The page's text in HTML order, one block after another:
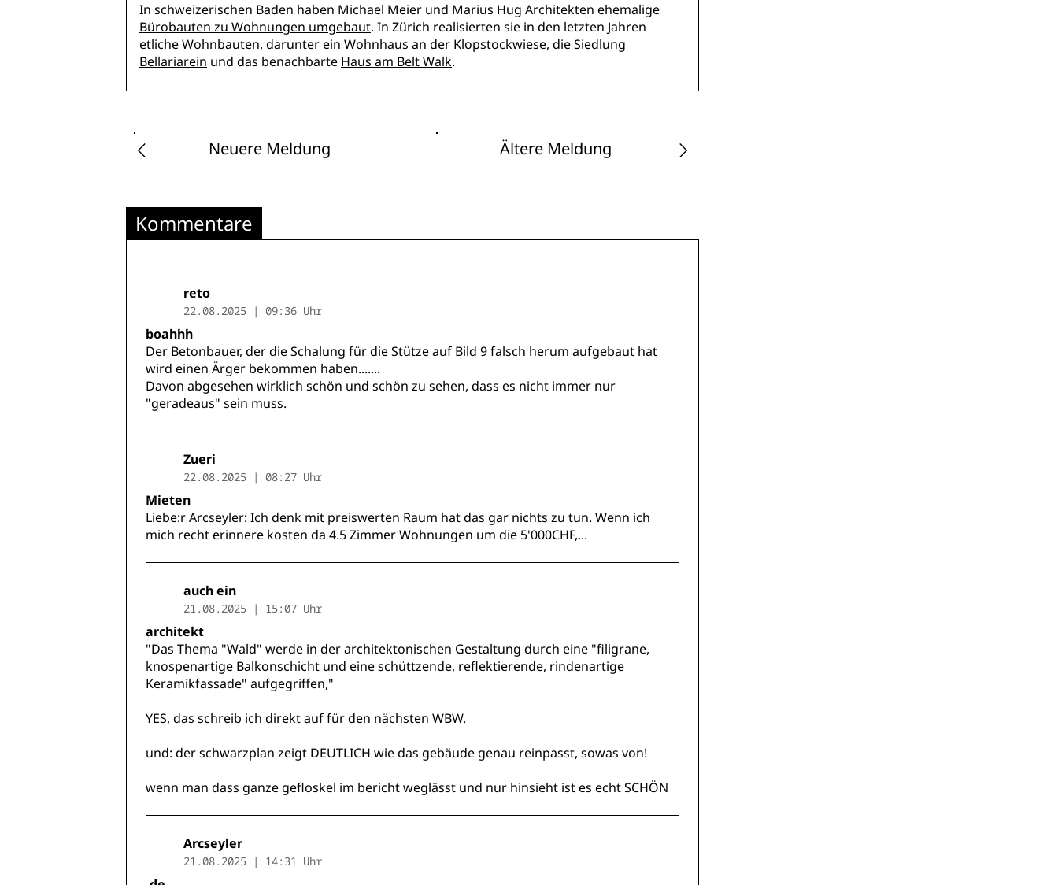
In schweizerischen Baden haben Michael Meier und Marius Hug Architekten ehemalige
Bürobauten zu Wohnungen umgebaut. In Zürich realisierten sie in den letzten Jahren
etliche Wohnbauten, darunter ein Wohnhaus an der Klopstockwiese, die Siedlung
Bellariarein und das benachbarte Haus am Belt Walk.
Neuere Meldung Ältere Meldung
Kommentare
reto
22.08.2025 | 09:36 Uhr
boahhh
Der Betonbauer, der die Schalung für die Stütze auf Bild 9 falsch herum aufgebaut hat
wird einen Ärger bekommen haben.......
Davon abgesehen wirklich schön und schön zu sehen, dass es nicht immer nur
"geradeaus" sein muss.
Zueri
22.08.2025 | 08:27 Uhr
Mieten
Liebe:r Arcseyler: Ich denk mit preiswerten Raum hat das gar nichts zu tun. Wenn ich
mich recht erinnere kosten da 4.5 Zimmer Wohnungen um die 5'000CHF,...
auch ein
21.08.2025 | 15:07 Uhr
architekt
"Das Thema "Wald" werde in der architektonischen Gestaltung durch eine "filigrane,
knospenartige Balkonschicht und eine schüttzende, reflektierende, rindenartige
Keramikfassade" aufgegriffen,"
YES, das schreib ich direkt auf für den nächsten WBW.
und: der schwarzplan zeigt DEUTLICH wie das gebäude genau reinpasst, sowas von!
wenn man dass ganze gefloskel im bericht weglässt und nur hinsieht ist es echt SCHÖN
Arcseyler
21.08.2025 | 14:31 Uhr